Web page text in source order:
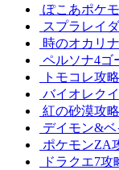
ぽこあポケ
スプラレイ
時のオカリ
ペルソナ4ゴ
トモコレ攻略
バイオレク
紅の砂漠攻略
デイモン&
ポケモンZA
ドラクエ7攻